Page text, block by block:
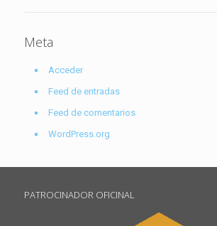
Meta
Acceder
Feed de entradas
Feed de comentarios
WordPress.org
PATROCINADOR OFICINAL